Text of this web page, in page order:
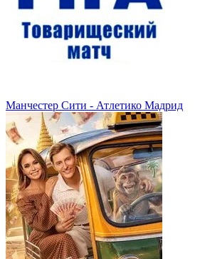
Манчестер Сити - Атлетико Мадрид